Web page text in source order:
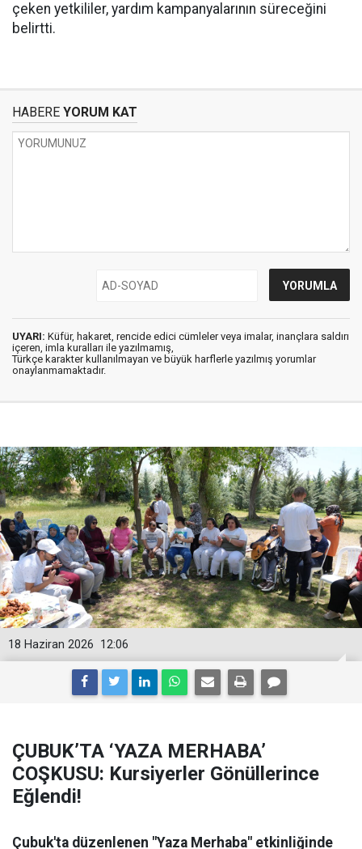
çeken yetkililer, yardım kampanyalarının süreceğini
belirtti.
HABERE YORUM KAT
UYARI: Küfür, hakaret, rencide edici cümleler veya imalar, inançlara saldırı
içeren, imla kuralları ile yazılmamış,
Türkçe karakter kullanılmayan ve büyük harflerle yazılmış yorumlar
onaylanmamaktadır.
12:06
18 Haziran 2026
ÇUBUK’TA ‘YAZA MERHABA’
COŞKUSU: Kursiyerler Gönüllerince
Eğlendi!
Çubuk'ta düzenlenen "Yaza Merhaba" etkinliğinde